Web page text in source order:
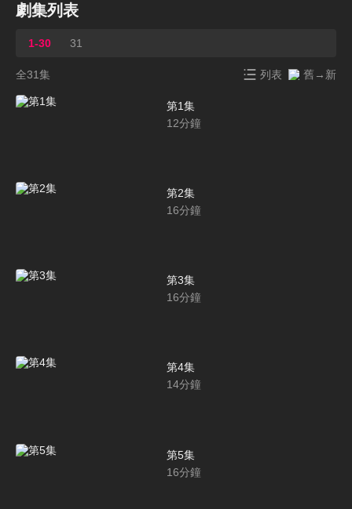
劇集列表
1-30 31
全31集 列表 舊→新
第1集
12分鐘
第2集
16分鐘
第3集
16分鐘
第4集
14分鐘
第5集
16分鐘